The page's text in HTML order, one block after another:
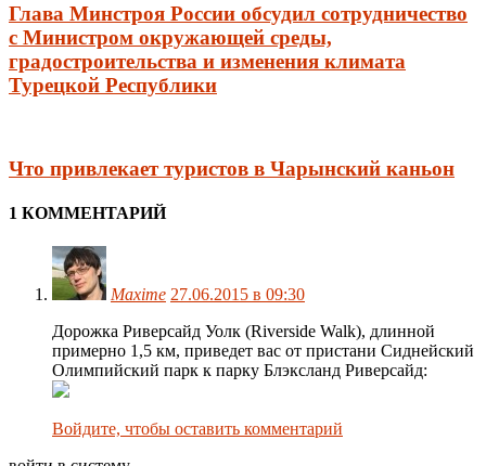
Глава Минстроя России обсудил сотрудничество
с Министром окружающей среды,
градостроительства и изменения климата
Турецкой Республики
Что привлекает туристов в Чарынский каньон
1 КОММЕНТАРИЙ
Maxime 27.06.2015 в 09:30
Дорожка Риверсайд Уолк (Riverside Walk), длинной
примерно 1,5 км, приведет вас от пристани Сиднейский
Олимпийский парк к парку Блэксланд Риверсайд:
Войдите, чтобы оставить комментарий